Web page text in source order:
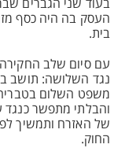
בעוד שני הגברים
העסק בה היה כסף
בית.
עם סיום שלב
משפט השלום
והבלתי מתפשר כנגד
של האזרח ותמשיך
החוק.